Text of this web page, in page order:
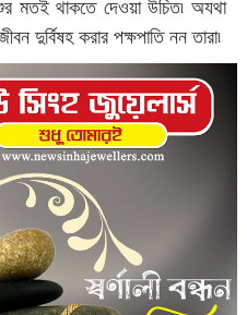
মতই থাকতে দেওয়া উচিত৷ অযথা
দুর্বিষহ করার পক্ষপাতি নন তারা৷